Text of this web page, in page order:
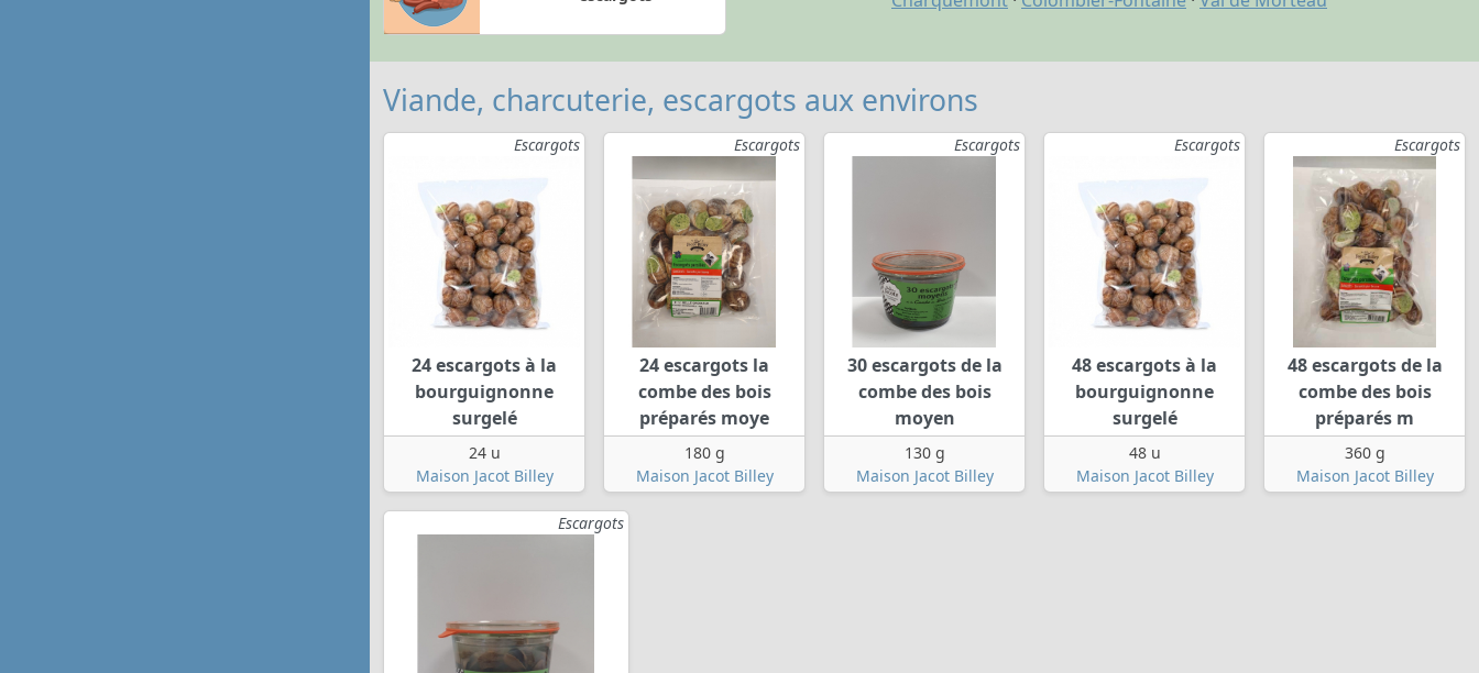
Viande, charcuterie, escargots aux environs
Escargots
24 escargots à la
bourguignonne
surgelé
24 u
Maison Jacot Billey
Escargots
24 escargots la
combe des bois
préparés moye
180 g
Maison Jacot Billey
Escargots
30 escargots de la
combe des bois
moyen
130 g
Maison Jacot Billey
Escargots
48 escargots à la
bourguignonne
surgelé
48 u
Maison Jacot Billey
Escargots
48 escargots de la
combe des bois
préparés m
360 g
Maison Jacot Billey
Escargots